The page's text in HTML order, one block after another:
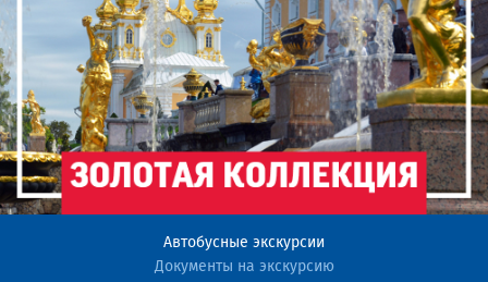
Автобусные экскурсии
Документы на экскурсию